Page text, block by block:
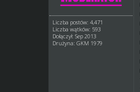
Liczba postów: 4,471
Liczba wątków: 593
Dołączył: Sep 2013
Drużyna: GKM 1979